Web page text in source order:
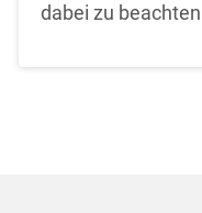
dabei zu